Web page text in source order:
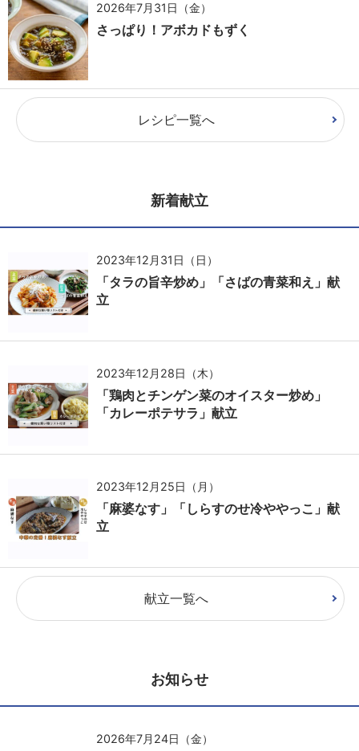
2026年7月31日（金）
さっぱり！アボカドもずく
レシピ一覧へ
新着献立
2023年12月31日（日）
「タラの旨辛炒め」「さばの青菜和え」献
立
2023年12月28日（木）
「鶏肉とチンゲン菜のオイスター炒め」
「カレーポテサラ」献立
2023年12月25日（月）
「麻婆なす」「しらすのせ冷ややっこ」献
立
献立一覧へ
お知らせ
2026年7月24日（金）